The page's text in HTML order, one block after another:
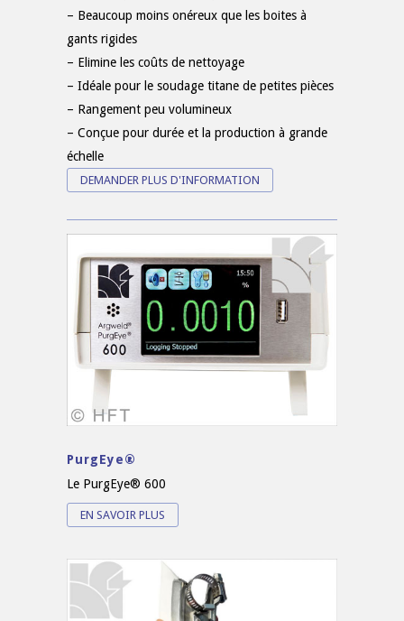
– Beaucoup moins onéreux que les boites à
gants rigides
– Elimine les coûts de nettoyage
– Idéale pour le soudage titane de petites pièces
– Rangement peu volumineux
– Conçue pour durée et la production à grande
échelle
DEMANDER PLUS D'INFORMATION
PurgEye®
Le PurgEye® 600
EN SAVOIR PLUS